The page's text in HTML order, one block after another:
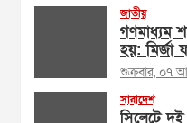
জাতীয়
গণমাধ্যম
হয়:
শুক্রবার, ০৭
সারাদেশ
সিলেটে